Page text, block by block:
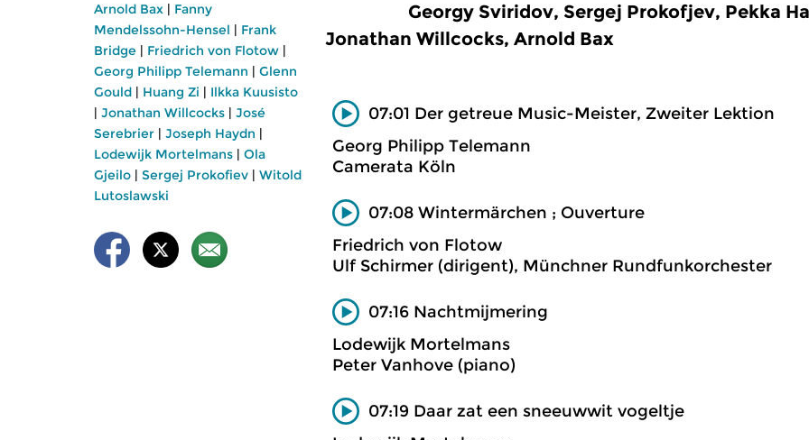
Arnold Bax | Fanny
Mendelssohn-Hensel | Frank
Bridge | Friedrich von Flotow |
Georg Philipp Telemann | Glenn
Gould | Huang Zi | Ilkka Kuusisto
| Jonathan Willcocks | José
Serebrier | Joseph Haydn |
Lodewijk Mortelmans | Ola
Gjeilo | Sergej Prokofiev | Witold
Lutoslawski
Georgy Sviridov, Sergej Prokofjev, Pekka
Jonathan Willcocks, Arnold Bax
07:01 Der getreue Music-Meister, Zweiter Lektion
Georg Philipp Telemann
Camerata Köln
07:08 Wintermärchen ; Ouverture
Friedrich von Flotow
Ulf Schirmer (dirigent), Münchner Rundfunkorchester
07:16 Nachtmijmering
Lodewijk Mortelmans
Peter Vanhove (piano)
07:19 Daar zat een sneeuwwit vogeltje